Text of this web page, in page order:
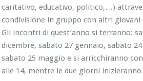
caritativo, educativo, politico,…)
condivisione in gruppo con altri
Gli incontri di quest’anno si terranno:
dicembre, sabato 27 gennaio, sabato
sabato 25 maggio e si arricchiranno
alle 14, mentre le due giorni